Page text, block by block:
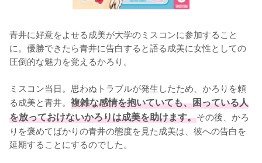
青井に好意をよせる成美が大学のミスコンに参加すること
に。優勝できたら青井に告白すると語る成美に女性としての
圧倒的な魅力を覚えるかろり。
ミスコン当日。思わぬトラブルが発生したため、かろりを頼
る成美と青井。 複雑な感情を抱いていても、困っている人
を放っておけないかろりは成美を助けます。その後、かろ
りを褒めてばかりの青井の態度を見た成美は、彼への告白を
延期することにするのでした。